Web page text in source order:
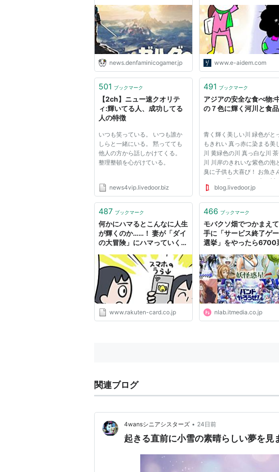
票で決定したもっとも好きな
ゲームに
news.denfaminicogamer.jp
レー沢薫） - りっすん by
ーアイデム
www.e-aidem.com
501 ブックマーク
【2ch】ニュー速クオリテ
ィ:輝いてる人、成功してる
人の特徴
いつも笑っている。 いつも誰か
しらと一緒にいる。 黙ってても
他人の方から話しかけてくる。
整理整頓を心がけている。
news4vip.livedoor.biz
491 ブックマーク
アジアの安全な食べ物:
の７色に輝く河川と食品
青く輝く美しい川 緑色がと
もきれい 真っ赤に染まる美
川 黄緑色の川 真っ白な川
川 川岸のきれいな紫色の泡
臭に子供も大喜び！ お魚さ
たくさん取れました 赤い川
色い排水をまぜてみましょう
お魚さんも大喜び！ 水鳥さ
土...
blog.livedoor.jp
487 ブックマーク
何かにハマるとこんなに人生
が輝くのか……！ 妻が「ダイ
の大冒険」にハマっていく様
でつくる！暮らしのマネーメ
ディア みんなのマネ活
www.rakuten-card.co.jp
466 ブックマーク
モバクソ畑でつかまえ
手に「サービス終了ゲ
選挙」をやったら6700
発表します 2位の「デ
インゲート」を抑えて1
輝いたのは……（1/4） |
らぼ
nlab.itmedia.co.jp
関連ブログ
4wansシニアシスターズ • 24日前
起きる直前に小雪の素晴らしい夢を見